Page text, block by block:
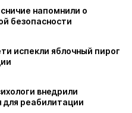
напомнили о
безопасности
испекли яблочный пирог
внедрили
реабилитации